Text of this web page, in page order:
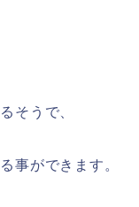
そうで、
事ができます。